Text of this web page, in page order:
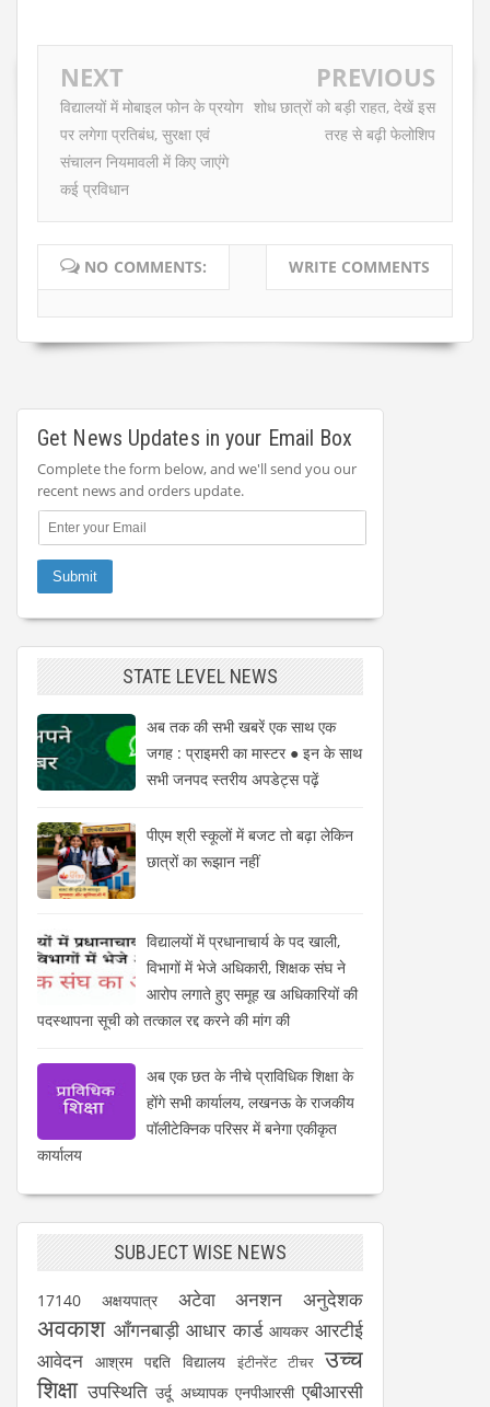
NEXT
विद्यालयों में मोबाइल फोन के प्रयोग
पर लगेगा प्रतिबंध, सुरक्षा एवं
संचालन नियमावली में किए जाएंगे
कई प्रविधान
PREVIOUS
शोध छात्रों को बड़ी राहत, देखें इस
तरह से बढ़ी फेलोशिप
NO COMMENTS: WRITE COMMENTS
Get News Updates in your Email Box
Complete the form below, and we'll send you our
recent news and orders update.
STATE LEVEL NEWS
अब तक की सभी खबरें एक साथ एक
जगह : प्राइमरी का मास्टर ● इन के साथ
सभी जनपद स्तरीय अपडेट्स पढ़ें
पीएम श्री स्कूलों में बजट तो बढ़ा लेकिन
छात्रों का रूझान नहीं
विद्यालयों में प्रधानाचार्य के पद खाली,
विभागों में भेजे अधिकारी, शिक्षक संघ ने
आरोप लगाते हुए समूह ख अधिकारियों की
पदस्थापना सूची को तत्काल रद्द करने की मांग की
अब एक छत के नीचे प्राविधिक शिक्षा के
होंगे सभी कार्यालय, लखनऊ के राजकीय
पॉलीटेक्निक परिसर में बनेगा एकीकृत
कार्यालय
SUBJECT WISE NEWS
17140 अक्षयपात्र अटेवा अनशन अनुदेशक
अवकाश आँगनबाड़ी आधार कार्ड आयकर आरटीई
आवेदन आश्रम पद्दति विद्यालय इंटीनरेंट टीचर उच्च
शिक्षा उपस्थिति उर्दू अध्यापक एनपीआरसी एबीआरसी